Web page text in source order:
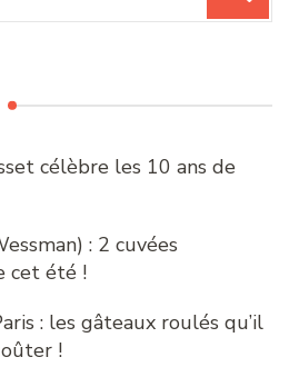
célèbre les 10 ans de
: 2 cuvées
cet été !
: les gâteaux roulés qu’il
!